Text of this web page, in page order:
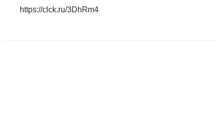
https://clck.ru/3DhRm4